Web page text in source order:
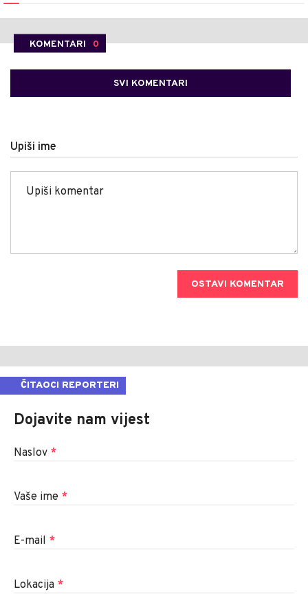
KOMENTARI 0
SVI KOMENTARI
Upiši ime
OSTAVI KOMENTAR
ČITAOCI REPORTERI
Dojavite nam vijest
Naslov *
Vaše ime *
E-mail *
Lokacija *